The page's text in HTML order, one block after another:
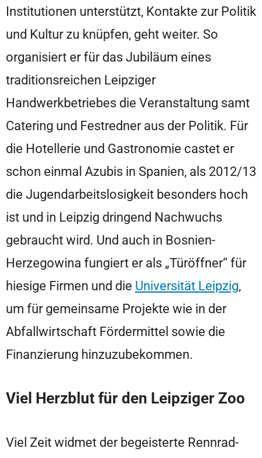
Institutionen unterstützt, Kontakte zur Politik
und Kultur zu knüpfen, geht weiter. So
organisiert er für das Jubiläum eines
traditionsreichen Leipziger
Handwerkbetriebes die Veranstaltung samt
Catering und Festredner aus der Politik. Für
die Hotellerie und Gastronomie castet er
schon einmal Azubis in Spanien, als 2012/13
die Jugendarbeitslosigkeit besonders hoch
ist und in Leipzig dringend Nachwuchs
gebraucht wird. Und auch in Bosnien-
Herzegowina fungiert er als „Türöffner“ für
hiesige Firmen und die Universität Leipzig,
um für gemeinsame Projekte wie in der
Abfallwirtschaft Fördermittel sowie die
Finanzierung hinzuzubekommen.
Viel Herzblut für den Leipziger Zoo
Viel Zeit widmet der begeisterte Rennrad-